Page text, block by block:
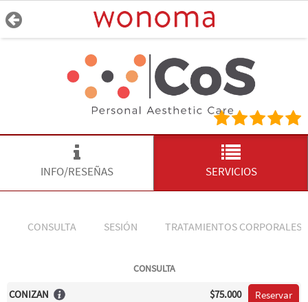
INFO/RESEÑAS SERVICIOS
CONSULTA SESIÓN TRATAMIENTOS CORPORALES
CONSULTA
CONIZAN $75.000 Reservar